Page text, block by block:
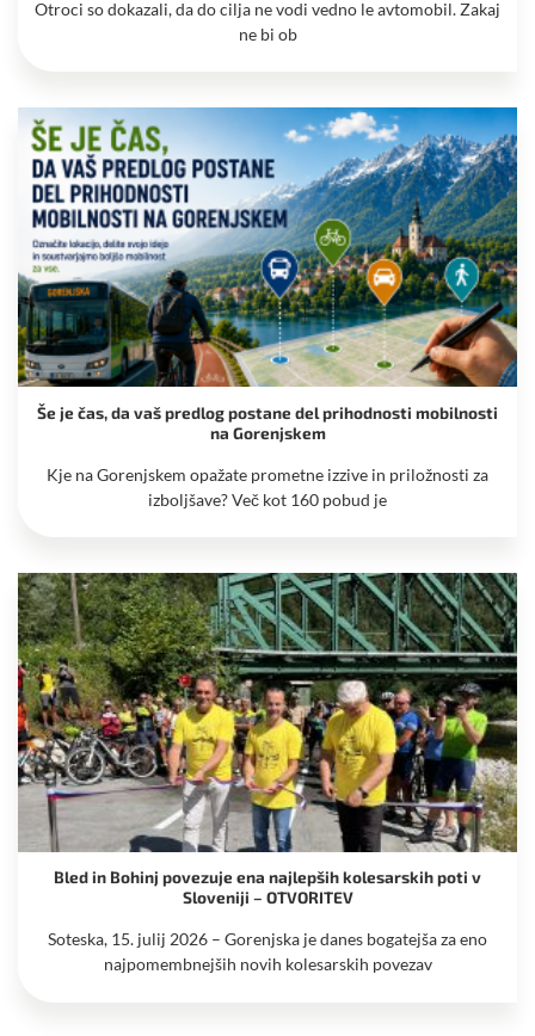
Otroci so dokazali, da do cilja ne vodi vedno le avtomobil. Zakaj
ne bi ob
Še je čas, da vaš predlog postane del prihodnosti mobilnosti
na Gorenjskem
Kje na Gorenjskem opažate prometne izzive in priložnosti za
izboljšave? Več kot 160 pobud je
Bled in Bohinj povezuje ena najlepših kolesarskih poti v
Sloveniji – OTVORITEV
Soteska, 15. julij 2026 – Gorenjska je danes bogatejša za eno
najpomembnejših novih kolesarskih povezav